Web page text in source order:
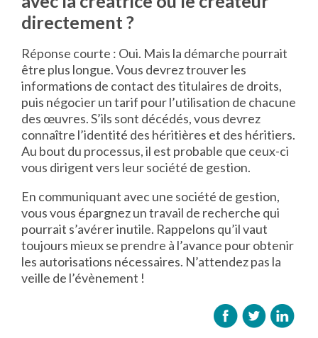
directement ?
Réponse courte : Oui. Mais la démarche pourrait
être plus longue. Vous devrez trouver les
informations de contact des titulaires de droits,
puis négocier un tarif pour l’utilisation de chacune
des œuvres. S’ils sont décédés, vous devrez
connaître l’identité des héritières et des héritiers.
Au bout du processus, il est probable que ceux-ci
vous dirigent vers leur société de gestion.
En communiquant avec une société de gestion,
vous vous épargnez un travail de recherche qui
pourrait s’avérer inutile. Rappelons qu’il vaut
toujours mieux se prendre à l’avance pour obtenir
les autorisations nécessaires. N’attendez pas la
veille de l’évènement !